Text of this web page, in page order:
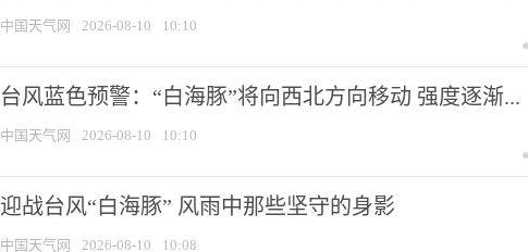
中国天气网 2026-08-10 10:10
台风蓝色预警：“白海豚”将向西北方向移动 强度逐渐...
中国天气网 2026-08-10 10:10
迎战台风“白海豚” 风雨中那些坚守的身影
中国天气网 2026-08-10 10:08